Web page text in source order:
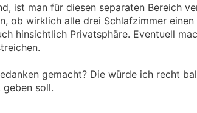
ist man für diesen separaten Bereich
ob wirklich alle drei Schlafzimmer
hinsichtlich Privatsphäre. Eventuell
gemacht? Die würde ich recht
geben soll.